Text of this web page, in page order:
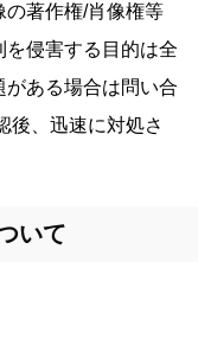
の著作権/肖像権等
侵害する目的は全
がある場合は問い合
後、迅速に対処さ
いて